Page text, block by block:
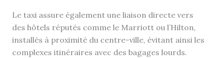
Le taxi assure également une liaison directe vers
des hôtels réputés comme le Marriott ou l’Hilton,
installés à proximité du centre-ville, évitant ainsi les
complexes itinéraires avec des bagages lourds.